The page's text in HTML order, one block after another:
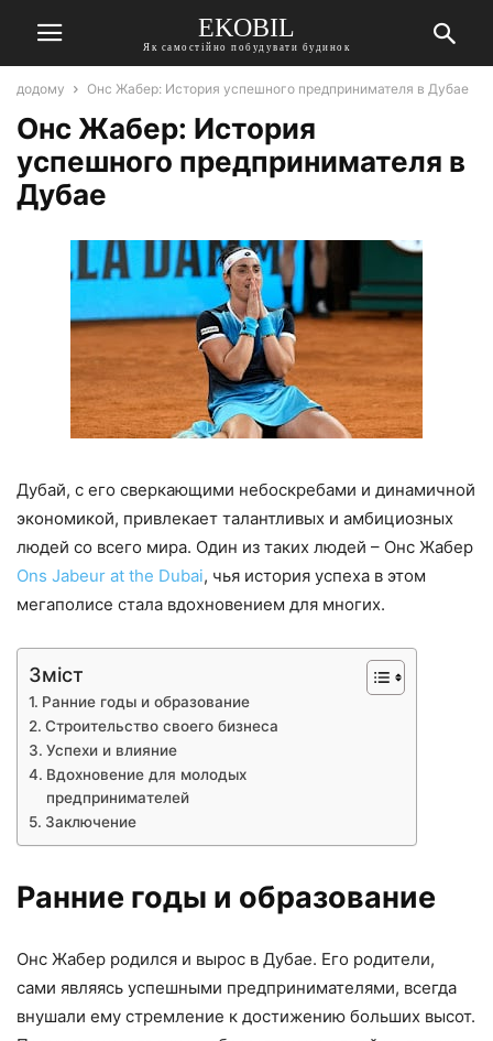
EKOBIL
Як самостійно побудувати будинок
додому Онс Жабер: История успешного предпринимателя в Дубае
Онс Жабер: История
успешного предпринимателя в
Дубае
Дубай, с его сверкающими небоскребами и динамичной
экономикой, привлекает талантливых и амбициозных
людей со всего мира. Один из таких людей – Онс Жабер
Ons Jabeur at the Dubai, чья история успеха в этом
мегаполисе стала вдохновением для многих.
Зміст
Ранние годы и образование
Строительство своего бизнеса
Успехи и влияние
Вдохновение для молодых
предпринимателей
Заключение
Ранние годы и образование
Онс Жабер родился и вырос в Дубае. Его родители,
сами являясь успешными предпринимателями, всегда
внушали ему стремление к достижению больших высот.